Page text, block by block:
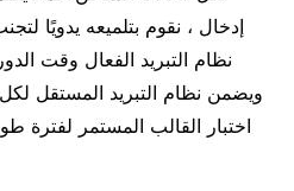
إدخال ، نقوم بتلميعه يدويًا
ويضمن نظام التبريد المستقل
اختبار القالب المستمر لفترة